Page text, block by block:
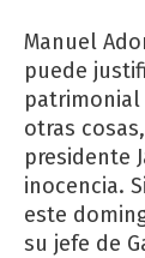
Manuel
puede
patrimonial
otras
presidente
inocencia.
este
su jefe de